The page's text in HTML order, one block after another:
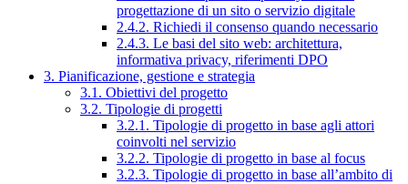
progettazione di un sito o servizio digitale
2.4.2. Richiedi il consenso quando necessario
2.4.3. Le basi del sito web: architettura,
informativa privacy, riferimenti DPO
3. Pianificazione, gestione e strategia
3.1. Obiettivi del progetto
3.2. Tipologie di progetti
3.2.1. Tipologie di progetto in base agli attori
coinvolti nel servizio
3.2.2. Tipologie di progetto in base al focus
3.2.3. Tipologie di progetto in base all’ambito di